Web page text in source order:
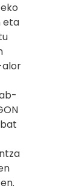
eta
alor